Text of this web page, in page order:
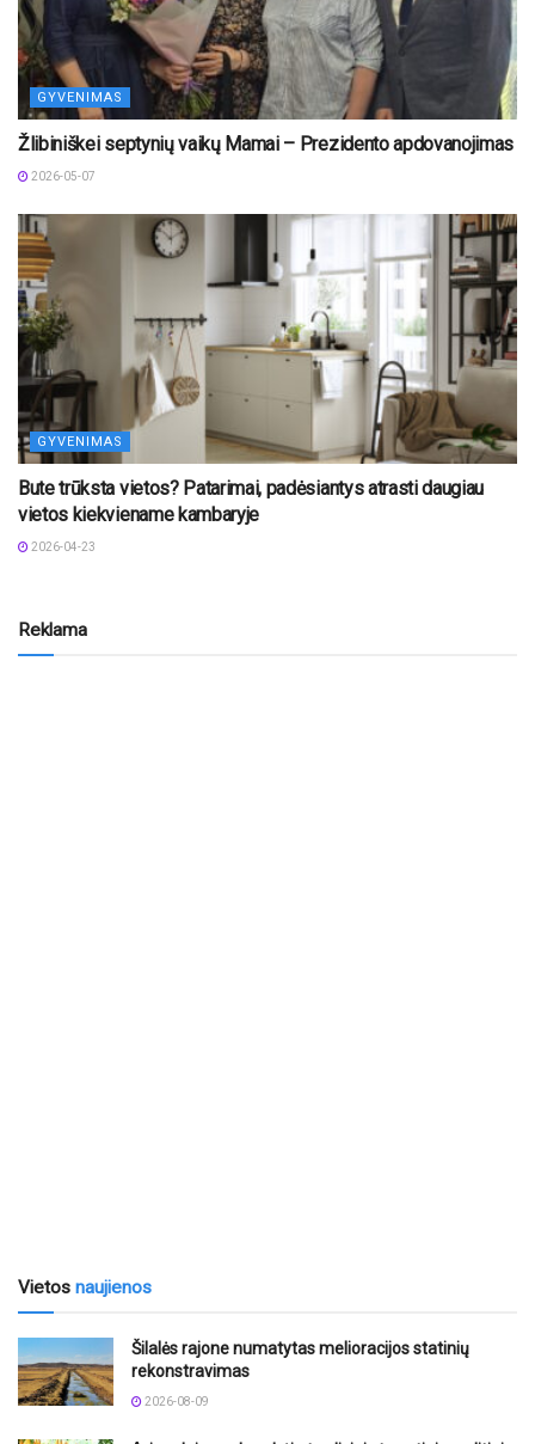
GYVENIMAS
Žlibiniškei septynių vaikų Mamai – Prezidento apdovanojimas
2026-05-07
GYVENIMAS
Bute trūksta vietos? Patarimai, padėsiantys atrasti daugiau
vietos kiekviename kambaryje
2026-04-23
Reklama
Vietos naujienos
Šilalės rajone numatytas melioracijos statinių
rekonstravimas
2026-08-09